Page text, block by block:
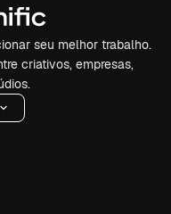
seu melhor trabalho.
criativos, empresas,